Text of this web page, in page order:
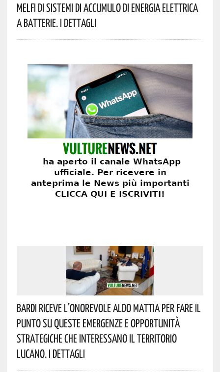
Melfi Di Sistemi Di Accumulo Di Energia Elettrica
A Batterie. I Dettagli
Bardi Riceve L’onorevole Aldo Mattia Per Fare Il
Punto Su Queste Emergenze E Opportunità
Strategiche Che Interessano Il Territorio
Lucano. I Dettagli